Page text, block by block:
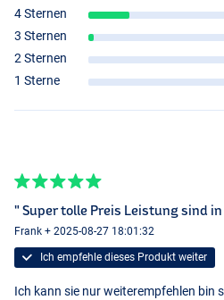
4 Sternen
3 Sternen
2 Sternen
1 Sterne
" Super tolle Preis Leistung sind
Frank + 2025-08-27 18:01:32
Ich empfehle dieses Produkt weiter
Ich kann sie nur weiterempfehlen bin